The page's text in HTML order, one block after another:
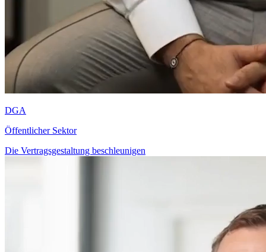
DGA
Öffentlicher Sektor
Die Vertragsgestaltung beschleunigen